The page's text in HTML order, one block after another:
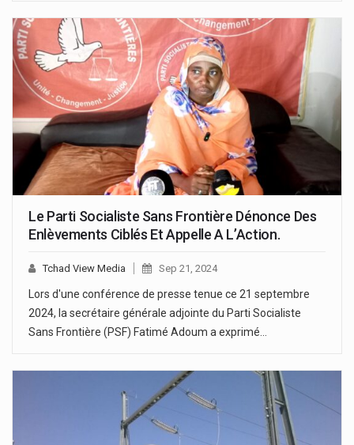
Le Parti Socialiste Sans Frontière Dénonce Des
Enlèvements Ciblés Et Appelle A L’Action.
Tchad View Media Sep 21, 2024
Lors d'une conférence de presse tenue ce 21 septembre
2024, la secrétaire générale adjointe du Parti Socialiste
Sans Frontière (PSF) Fatimé Adoum a exprimé…